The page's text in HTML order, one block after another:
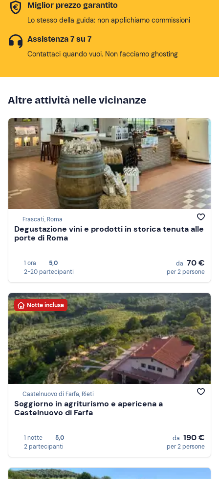
Miglior prezzo garantito
Lo stesso della guida: non applichiamo commissioni
Assistenza 7 su 7
Contattaci quando vuoi. Non facciamo ghosting
Altre attività nelle vicinanze
Frascati, Roma
Degustazione vini e prodotti in storica tenuta alle
porte di Roma
1 ora
5,0
2-20 partecipanti
da 70 €
per 2 persone
Notte inclusa
Castelnuovo di Farfa, Rieti
Soggiorno in agriturismo e apericena a
Castelnuovo di Farfa
1 notte
5,0
2 partecipanti
da 190 €
per 2 persone